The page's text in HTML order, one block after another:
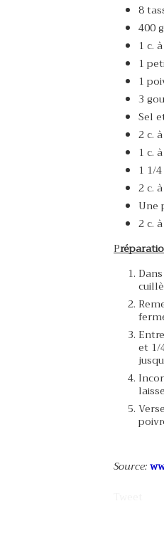
8
400
1 c.
1
1
3
Sel
2 c.
1 c.
1 1/
2 c.
Une
2 c.
Prépara
et 1/
Source: